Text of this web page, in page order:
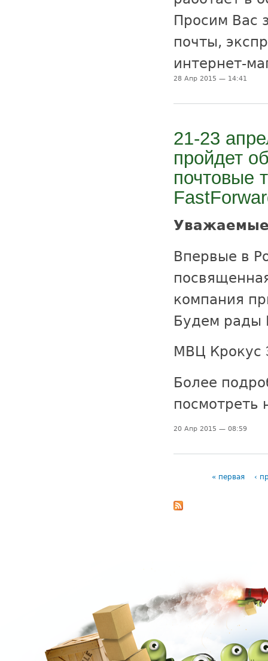
Просим Вас
почты,
интернет-
28 Апр 2015 — 14:41
21-23
пройдет
почтовые
Впервые в
компания
Будем рады
МВЦ Крокус
Более
посмотреть
20 Апр 2015 — 08:59
« первая ‹